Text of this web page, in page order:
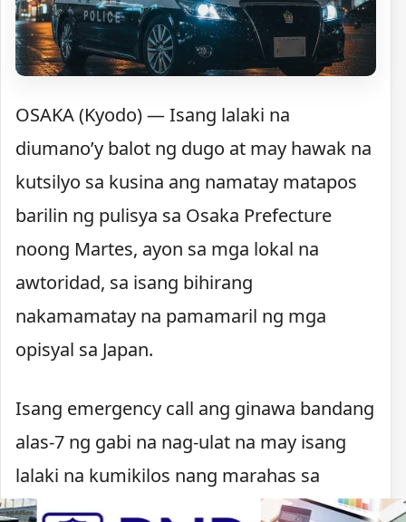
OSAKA (Kyodo) — Isang lalaki na
diumano’y balot ng dugo at may hawak na
kutsilyo sa kusina ang namatay matapos
barilin ng pulisya sa Osaka Prefecture
noong Martes, ayon sa mga lokal na
awtoridad, sa isang bihirang
nakamamatay na pamamaril ng mga
opisyal sa Japan.
Isang emergency call ang ginawa bandang
alas-7 ng gabi na nag-ulat na may isang
lalaki na kumikilos nang marahas sa
Kawachinagano. Nagpaputok ang pulisya